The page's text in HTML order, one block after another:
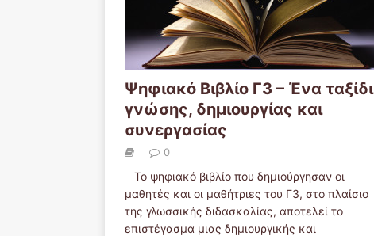
Ψηφιακό Βιβλίο Γ3 – Ένα ταξίδι
γνώσης, δημιουργίας και
συνεργασίας
0
Το ψηφιακό βιβλίο που δημιούργησαν οι
μαθητές και οι μαθήτριες του Γ3, στο πλαίσιο
της γλωσσικής διδασκαλίας, αποτελεί το
επιστέγασμα μιας δημιουργικής και